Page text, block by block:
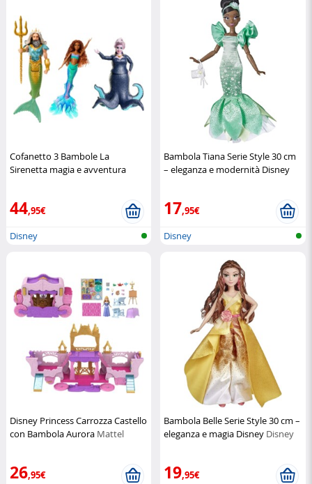
Cofanetto 3 Bambole La
Sirenetta magia e avventura
44,95€
Disney
Bambola Tiana Serie Style 30 cm
– eleganza e modernità Disney
17,95€
Disney
Disney Princess Carrozza Castello
con Bambola Aurora Mattel
26,95€
Bambola Belle Serie Style 30 cm –
eleganza e magia Disney Disney
19,95€